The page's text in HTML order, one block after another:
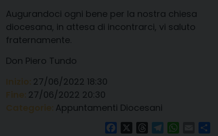
Augurandoci ogni bene per la nostra chiesa
diocesana, in attesa di incontrarci, vi saluto
fraternamente.
Don Piero Tundo
27/06/2022 18:30
27/06/2022 20:30
Appuntamenti Diocesani
FacebookThreadsTelegram Email